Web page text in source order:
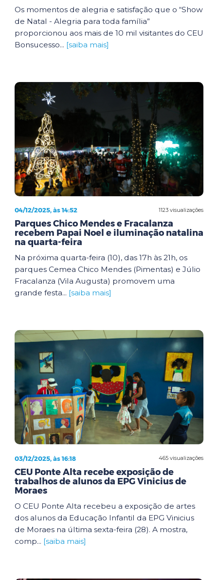
Os momentos de alegria e satisfação que o “Show
de Natal - Alegria para toda família”
proporcionou aos mais de 10 mil visitantes do CEU
Bonsucesso... [saiba mais]
1123 visualizações
04/12/2025, às 14:52
Parques Chico Mendes e Fracalanza
recebem Papai Noel e iluminação natalina
na quarta-feira
Na próxima quarta-feira (10), das 17h às 21h, os
parques Cemea Chico Mendes (Pimentas) e Júlio
Fracalanza (Vila Augusta) promovem uma
grande festa... [saiba mais]
465 visualizações
03/12/2025, às 16:18
CEU Ponte Alta recebe exposição de
trabalhos de alunos da EPG Vinicius de
Moraes
O CEU Ponte Alta recebeu a exposição de artes
dos alunos da Educação Infantil da EPG Vinicius
de Moraes na última sexta-feira (28). A mostra,
comp... [saiba mais]